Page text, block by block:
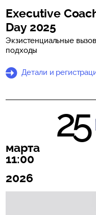
Executive
Day 2025
Экзистенциальные
подходы
Детали и
25
марта
11:00
2026